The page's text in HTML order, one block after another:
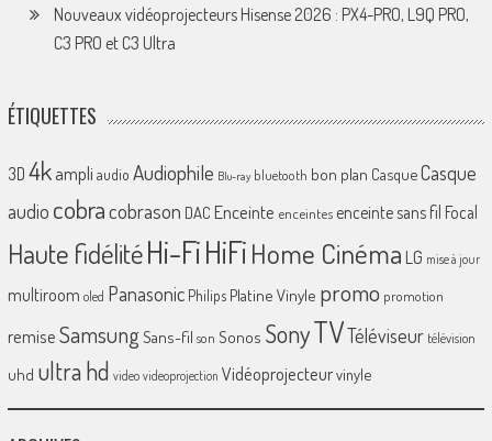
Nouveaux vidéoprojecteurs Hisense 2026 : PX4-PRO, L9Q PRO,
C3 PRO et C3 Ultra
ÉTIQUETTES
3D 4k ampliaudio Audiophile Blu-ray bluetooth bon plan CasqueCasque
audio cobracobrason DAC Enceinte enceintes enceinte sans fil Focal
Haute fidélitéHi-FiHiFiHome Cinéma LG mise à jour
multiroom oled Panasonic Philips Platine Vinyle promo promotion
remiseSamsungSans-fil son Sonos SonyTVTéléviseur télévision
uhd ultra hd video videoprojection Vidéoprojecteurvinyle